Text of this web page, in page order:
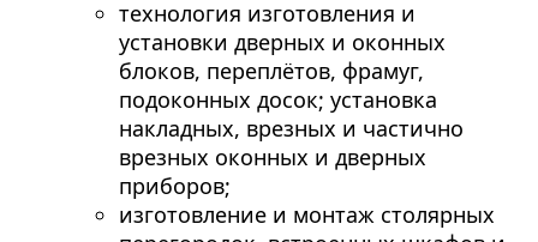
технология изготовления и
установки дверных и оконных
блоков, переплётов, фрамуг,
подоконных досок; установка
накладных, врезных и частично
врезных оконных и дверных
приборов;
изготовление и монтаж столярных